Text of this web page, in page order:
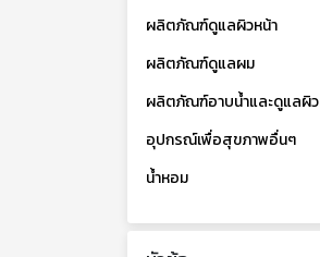
ผลิตภัณฑ์ดูแลผิวหน้า
ผลิตภัณฑ์ดูแลผม
ผลิตภัณฑ์อาบน้ำและดูแลผิว
อุปกรณ์เพื่อสุขภาพอื่นๆ
น้ำหอม